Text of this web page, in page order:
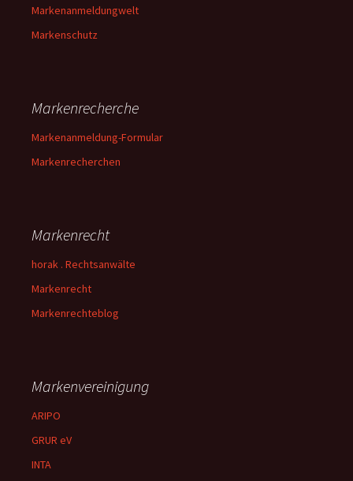
Markenanmeldungwelt
Markenschutz
Markenrecherche
Markenanmeldung-Formular
Markenrecherchen
Markenrecht
horak . Rechtsanwälte
Markenrecht
Markenrechteblog
Markenvereinigung
ARIPO
GRUR eV
INTA